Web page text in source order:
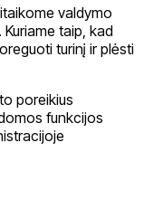
valdymo
taip, kad
turinį ir plėsti
poreikius
funkcijos